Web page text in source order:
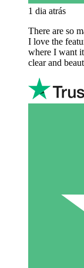
1 dia atrás
There are so
I love the
where I want
clear and